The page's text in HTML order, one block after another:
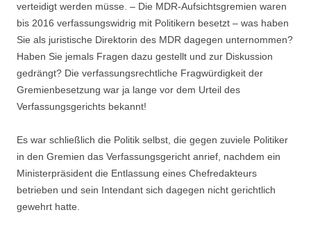
verteidigt werden müsse. – Die MDR-Aufsichtsgremien waren
bis 2016 verfassungswidrig mit Politikern besetzt – was haben
Sie als juristische Direktorin des MDR dagegen unternommen?
Haben Sie jemals Fragen dazu gestellt und zur Diskussion
gedrängt? Die verfassungsrechtliche Fragwürdigkeit der
Gremienbesetzung war ja lange vor dem Urteil des
Verfassungsgerichts bekannt!
Es war schließlich die Politik selbst, die gegen zuviele Politiker
in den Gremien das Verfassungsgericht anrief, nachdem ein
Ministerpräsident die Entlassung eines Chefredakteurs
betrieben und sein Intendant sich dagegen nicht gerichtlich
gewehrt hatte.